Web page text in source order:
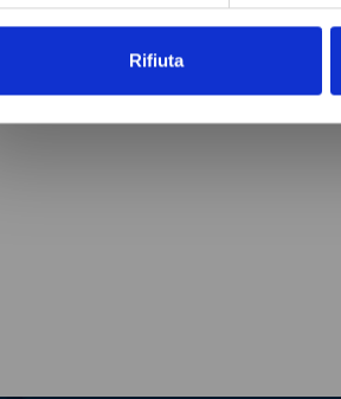
Rifiuta